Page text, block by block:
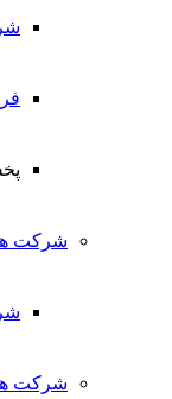
شرکت
شرکت